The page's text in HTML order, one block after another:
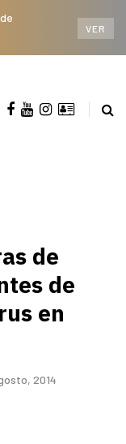
VER
de
de
en
2014